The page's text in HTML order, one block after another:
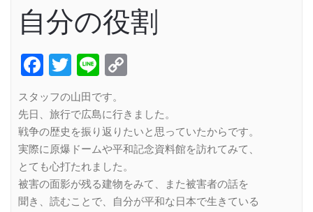
自分の役割
Facebook
Twitter
Line
スタッフの山田です。
先日、旅行で広島に行きました。
戦争の歴史を振り返りたいと思っていたからです。
実際に原爆ドームや平和記念資料館を訪れてみて、
とても心打たれました。
被害の面影が残る建物をみて、また被害者の話を
聞き、読むことで、自分が平和な日本で生きている